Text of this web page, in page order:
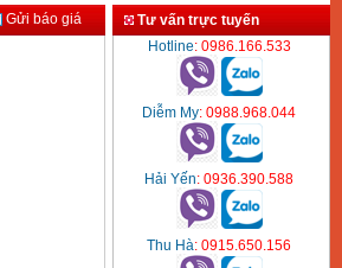
Gửi báo giá
Tư vấn trực tuyến
Hotline: 0986.166.533
Diễm My: 0988.968.044
Hải Yến: 0936.390.588
Thu Hà: 0915.650.156